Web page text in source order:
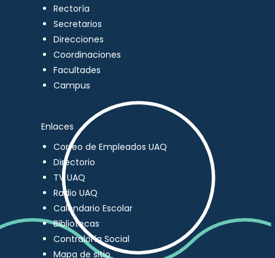
Rectoría
Secretarios
Direcciones
Coordinaciones
Facultades
Campus
Enlaces
Correo de Empleados UAQ
Directorio
TV UAQ
Radio UAQ
Calendario Escolar
Bibliotecas
Contraloría Social
Mapa de sitio